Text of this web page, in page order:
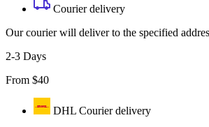
Courier delivery
Our courier will deliver to the specified
2-3 Days
From $40
DHL Courier delivery